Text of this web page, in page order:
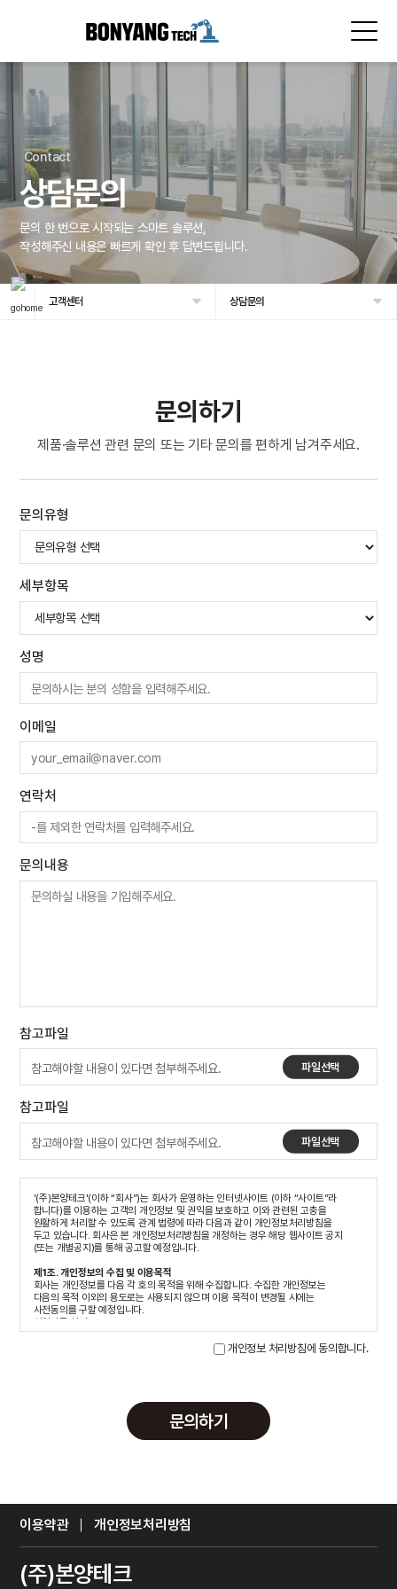
Contact
상담문의
문의 한 번으로 시작되는 스마트 솔루션,
작성해주신 내용은 빠르게 확인 후 답변드립니다.
고객센터 상담문의
문의하기
제품·솔루션 관련 문의 또는 기타 문의를 편하게 남겨주세요.
문의유형
세부항목
성명
이메일
연락처
문의내용
참고파일
파일선택
참고파일
파일선택
'(주)본양테크'(이하 “회사”)는 회사가 운영하는 인터넷사이트 (이하 “사이트”라
합니다)를 이용하는 고객의 개인정보 및 권익을 보호하고 이와 관련된 고충을
원활하게 처리할 수 있도록 관계 법령에 따라 다음과 같이 개인정보처리방침을
두고 있습니다. 회사은 본 개인정보처리방침을 개정하는 경우 해당 웹사이트 공지
(또는 개별공지)를 통해 공고할 예정입니다.
제1조. 개인정보의 수집 및 이용목적
회사는 개인정보를 다음 각 호의 목적을 위해 수집합니다. 수집한 개인정보는
다음의 목적 이외의 용도로는 사용되지 않으며 이용 목적이 변경될 시에는
사전동의를 구할 예정입니다.
민원사무 처리
민원인의 신원 확인, 민원사항 확인, 사실조사를 위한 연락 통지, 처리결과 통보
제공, 인구통계학적 특성에 따른 서비스 제공 및 광고 게재, 서비스의 유효성 확인,
접속빈도 파악 또는 회원의 서비스 이용에 대한 통계 등 목적
[필수항목] 접속 IP 정보, 쿠키(Cookie), 서비스 이용 기록, 접속 로그
[선택항목] 고객만족도 설문조사에 의한 항목별 응답기록
③ 기타
수집하지 않았던 개인정보를 추가로 수집할 때에 회사는 해당 항목을 이용자들에게
고지하고 별도로 동의를 받아 업무를 처리합니다.
개인정보 처리방침에 동의합니다.
문의하기
이용약관 개인정보처리방침
(주)본양테크